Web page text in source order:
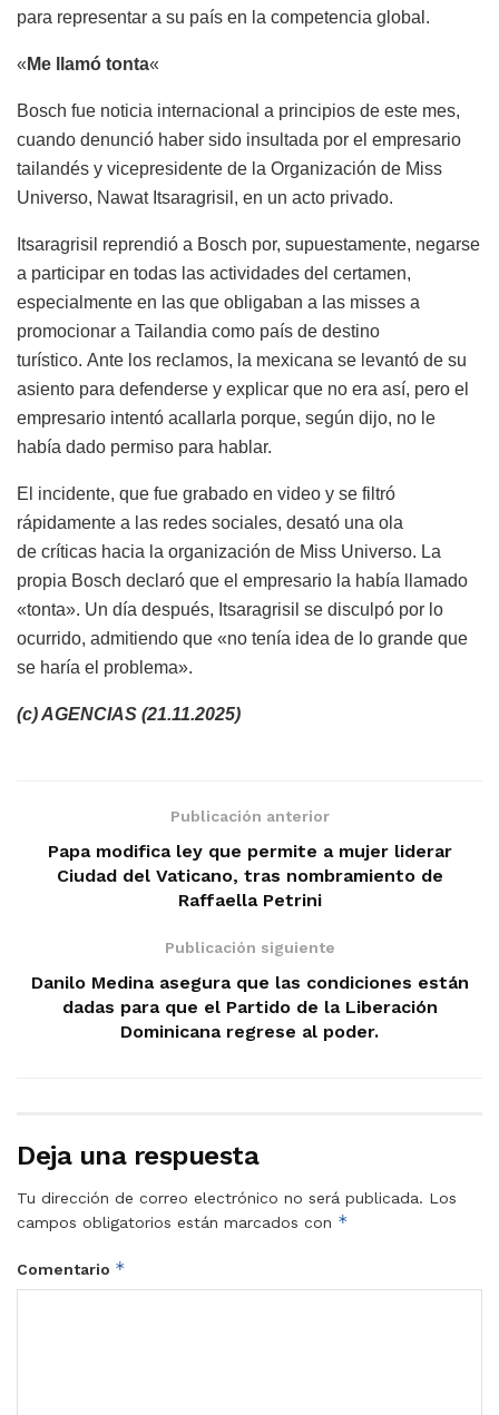
para representar a su país en la competencia global.
« Me llamó tonta«
Bosch fue noticia internacional a principios de este mes,
cuando denunció haber sido insultada por el empresario
tailandés y vicepresidente de la Organización de Miss
Universo, Nawat Itsaragrisil, en un acto privado.
Itsaragrisil reprendió a Bosch por, supuestamente, negarse
a participar en todas las actividades del certamen,
especialmente en las que obligaban a las misses a
promocionar a Tailandia como país de destino
turístico. Ante los reclamos, la mexicana se levantó de su
asiento para defenderse y explicar que no era así, pero el
empresario intentó acallarla porque, según dijo, no le
había dado permiso para hablar.
El incidente, que fue grabado en video y se filtró
rápidamente a las redes sociales, desató una ola
de críticas hacia la organización de Miss Universo. La
propia Bosch declaró que el empresario la había llamado
«tonta». Un día después, Itsaragrisil se disculpó por lo
ocurrido, admitiendo que «no tenía idea de lo grande que
se haría el problema».
(c) AGENCIAS (21.11.2025)
Publicación anterior
Papa modifica ley que permite a mujer liderar
Ciudad del Vaticano, tras nombramiento de
Raffaella Petrini
Publicación siguiente
Danilo Medina asegura que las condiciones están
dadas para que el Partido de la Liberación
Dominicana regrese al poder.
Deja una respuesta
Tu dirección de correo electrónico no será publicada. Los
campos obligatorios están marcados con *
Comentario *